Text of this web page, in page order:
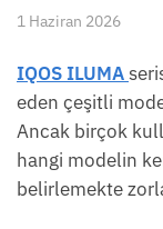
1 Haziran 2026
IQOS ILUMA
eden çeşitli
Ancak birçok
hangi modelin
belirlemekte